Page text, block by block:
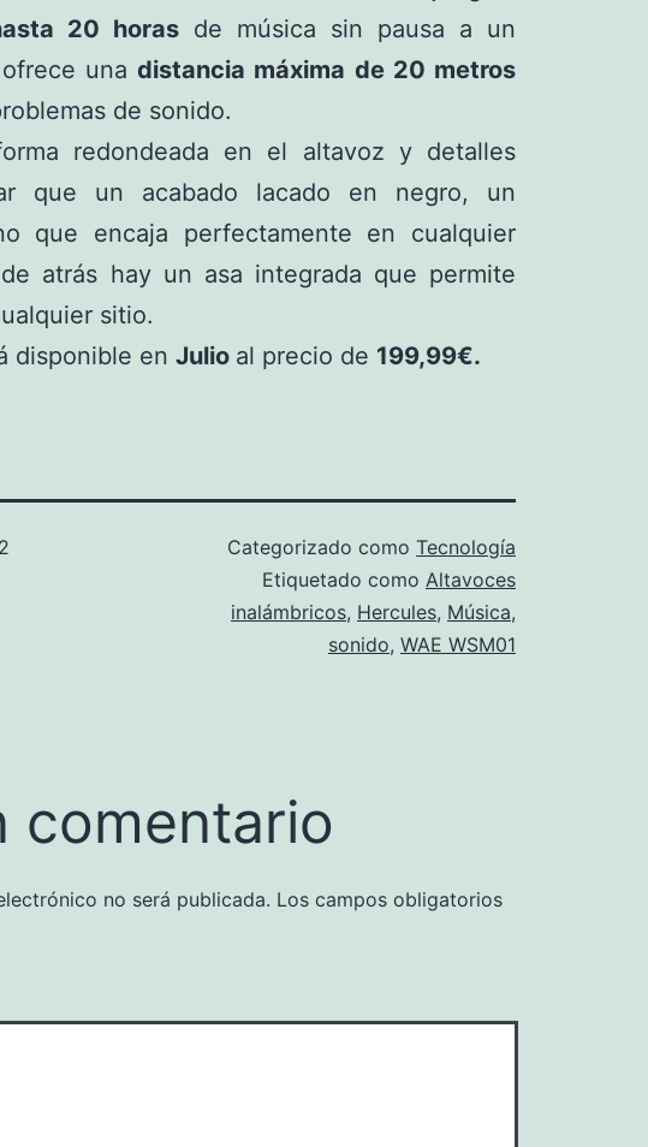
20 horas de música sin pausa a un
unadistancia máxima de 20 metros
de sonido.
redondeada en el altavoz y detalles
que un acabado lacado en negro, un
que encaja perfectamente en cualquier
atrás hay un asa integrada que permite
sitio.
disponible en Julio al precio de 199,99€.
Categorizado como Tecnología
Etiquetado como Altavoces
inalámbricos, Hercules, Música,
sonido, WAE WSM01
comentario
no será publicada. Los campos obligatorios